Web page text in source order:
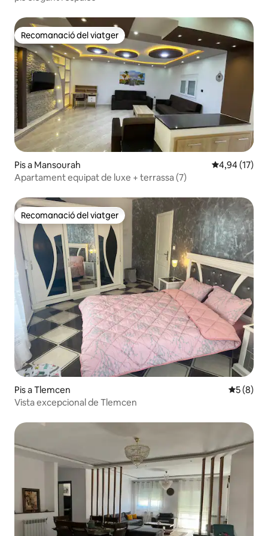
Recomanació del viatger
Recomanació del viatger
Pis a Mansourah 4,94 de
4,94 (17)
Apartament equipat de luxe + terrassa (7)
Recomanació del viatger
Recomanació del viatger
Pis a Tlemcen 5 de
5 (8)
Vista excepcional de Tlemcen